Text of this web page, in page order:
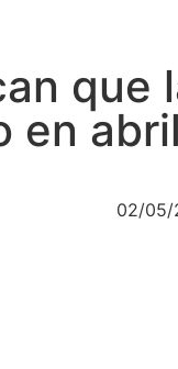
que
en
02/05/